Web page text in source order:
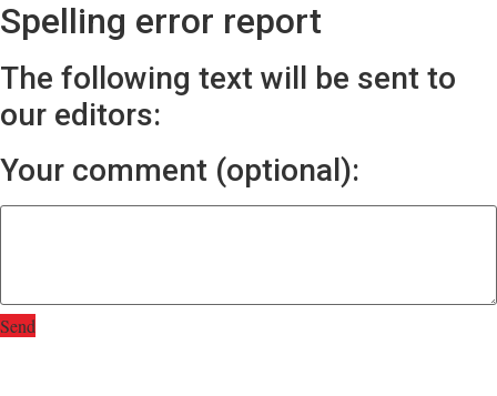
Spelling error report
The following text will be sent to
our editors:
Your comment (optional):
Send